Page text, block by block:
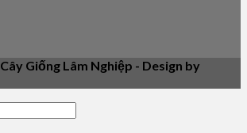
Cây Giống Lâm Nghiệp - Design by